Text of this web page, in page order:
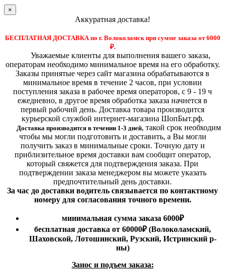
×
Аккуратная доставка!
БЕСПЛАТНАЯ ДОСТАВКА по г. Волоколамск при сумме заказа от 6000
₽.
Уважаемые клиенты для выполнения вашего заказа,
операторам необходимо минимальное время на его обработку.
Заказы принятые через сайт магазина обрабатываются в
минимальное время в течение 2 часов, при условии
поступления заказа в рабочее время операторов, с 9 - 19 ч
ежедневно, в другое время обработка заказа начнется в
первый рабочий день. Доставка товара производится
курьерской службой интернет-магазина ШопБыт.рф.
Доставка производится в течении 1-3 дней, такой срок необходим
чтобы мы могли подготовить и доставить, а Вы могли
получить заказ в минимальные сроки. Точную дату и
приблизительное время доставки вам сообщит оператор,
который свяжется для подтверждения заказа. При
подтверждении заказа менеджером вы можете указать
предпочтительный день доставки.
За час до доставки водитель связывается по контактному
номеру для согласования точного времени.
минимальная сумма заказа 6000₽
бесплатная доставка от 60000₽ (Волоколамский,
Шаховской, Лотошинский, Рузский, Истринский р-
ны)
Занос и подъем заказа: